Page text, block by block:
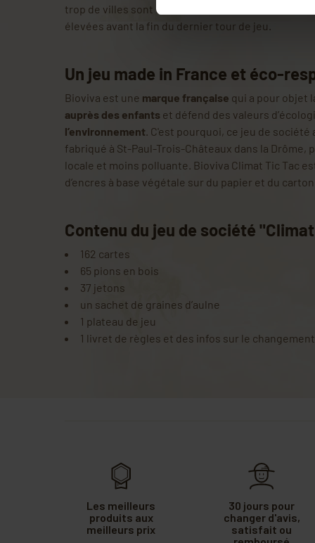
trop de villes sont devenues inhabitables ou si les
élevées avant la fin du dernier tour de jeu.
Un jeu made in France et éco-
Bioviva est une marque française qui a pour objet
auprès des enfants et défend des valeurs
l’environnement . C'est pourquoi, ce jeu de
fabriqué à St-Paul-Trois-Châteaux dans la
locale et moins polluante. Bioviva Climat Tic Tac
d’encres à base végétale sur du papier et du carton
Contenu du jeu de société
162 cartes
65 pions en bois
37 jetons
un sachet de graines d’aulne
1 plateau de jeu
1 livret de règles et des infos sur le
Les meilleurs
produits aux
meilleurs prix
30 jours pour
changer d'avis,
satisfait ou